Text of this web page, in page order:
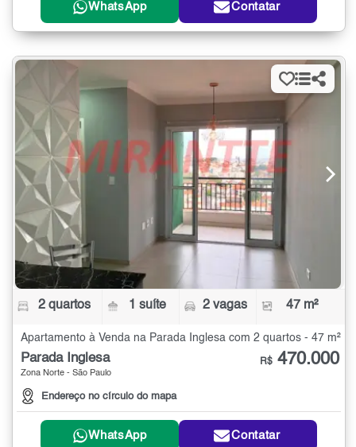
WhatsApp Contatar
2 quartos 1 suíte 2 vagas 47 m²
Apartamento à Venda na Parada Inglesa com 2 quartos - 47 m²
Parada Inglesa
Zona Norte - São Paulo
Endereço no círculo do mapa
R$ 470.000
WhatsApp Contatar